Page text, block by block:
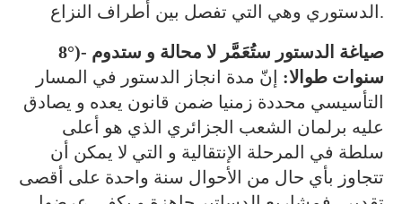
الدستوري وهي التي تفصل بين أطراف النزاع.
8°)- صياغة الدستور ستُعَمَّر لا محالة و ستدوم
سنوات طوالا: إنّ مدة انجاز الدستور في المسار
التأسيسي محددة زمنيا ضمن قانون يعده و يصادق
عليه برلمان الشعب الجزائري الذي هو أعلى
سلطة في المرحلة الإنتقالية و التي لا يمكن أن
تتجاوز بأي حال من الأحوال سنة واحدة على أقصى